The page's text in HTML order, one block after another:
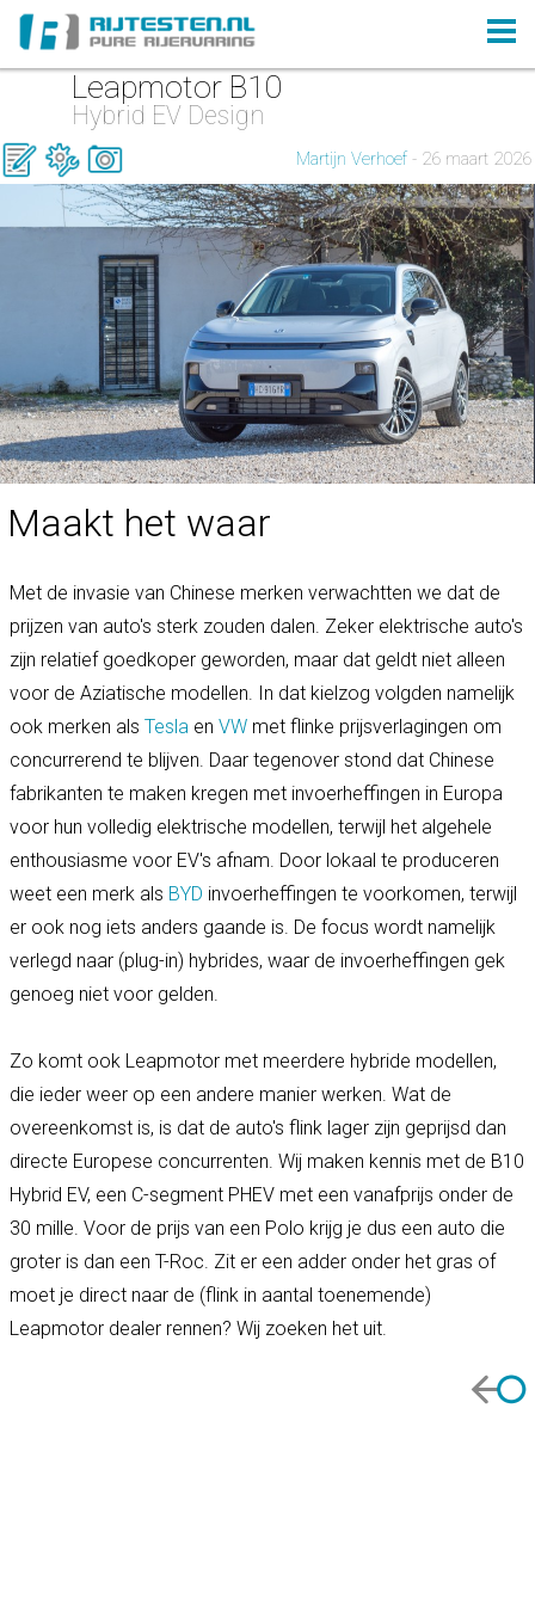
Leapmotor B10
Hybrid EV Design
Martijn Verhoef - 26 maart 2026
Maakt het waar
Met de invasie van Chinese merken verwachtten we dat de
prijzen van auto's sterk zouden dalen. Zeker elektrische auto's
zijn relatief goedkoper geworden, maar dat geldt niet alleen
voor de Aziatische modellen. In dat kielzog volgden namelijk
ook merken als Tesla en VW met flinke prijsverlagingen om
concurrerend te blijven. Daar tegenover stond dat Chinese
fabrikanten te maken kregen met invoerheffingen in Europa
voor hun volledig elektrische modellen, terwijl het algehele
enthousiasme voor EV's afnam. Door lokaal te produceren
weet een merk als BYD invoerheffingen te voorkomen, terwijl
er ook nog iets anders gaande is. De focus wordt namelijk
verlegd naar (plug-in) hybrides, waar de invoerheffingen gek
genoeg niet voor gelden.
Zo komt ook Leapmotor met meerdere hybride modellen,
die ieder weer op een andere manier werken. Wat de
overeenkomst is, is dat de auto's flink lager zijn geprijsd dan
directe Europese concurrenten. Wij maken kennis met de B10
Hybrid EV, een C-segment PHEV met een vanafprijs onder de
30 mille. Voor de prijs van een Polo krijg je dus een auto die
groter is dan een T-Roc. Zit er een adder onder het gras of
moet je direct naar de (flink in aantal toenemende)
Leapmotor dealer rennen? Wij zoeken het uit.